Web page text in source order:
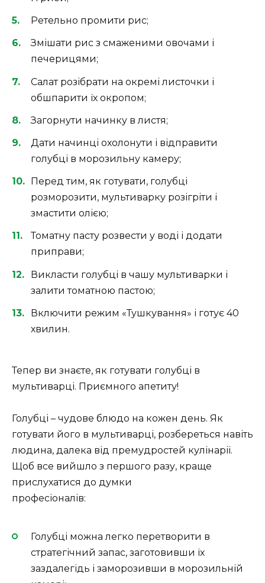
Ретельно промити рис;
Змішати рис з смаженими овочами і
печерицями;
Салат розібрати на окремі листочки і
обшпарити їх окропом;
Загорнути начинку в листя;
Дати начинці охолонути і відправити
голубці в морозильну камеру;
Перед тим, як готувати, голубці
розморозити, мультиварку розігріти і
змастити олією;
Томатну пасту розвести у воді і додати
приправи;
Викласти голубці в чашу мультиварки і
залити томатною пастою;
Включити режим «Тушкування» і готує 40
хвилин.
Тепер ви знаєте, як готувати голубці в
мультиварці. Приємного апетиту!
Голубці – чудове блюдо на кожен день. Як
готувати його в мультиварці, розбереться навіть
людина, далека від премудростей кулінарії.
Щоб все вийшло з першого разу, краще
прислухатися до думки
професіоналів:
Голубці можна легко перетворити в
стратегічний запас, заготовивши їх
заздалегідь і заморозивши в морозильній